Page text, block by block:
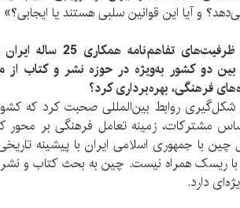
و آیا این قوانین سلبی هستند یا ایجابی؟»
چطور می‌توان از
دو کشور به‌ویژه در حوزه نشر و کتاب از
فرهنگی، بهره‌برداری کرد؟
شکل‌گیری روابط بین‌المللی صحبت کرد که
مشترکات، زمینه تعامل فرهنگی بر محور
چین با جمهوری اسلامی ایران با پیشینه
با ریسک همراه نیست. چین به بحث کتاب و
دارد.